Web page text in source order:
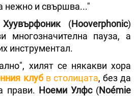
нежно и свършва..."
Хуувърфоник (Hooverphonic)
многозначителна пауза, а
инструментал.
хилят се някакви хора
клубв столицата, без да
прави. Ноеми Улфс(Noémie